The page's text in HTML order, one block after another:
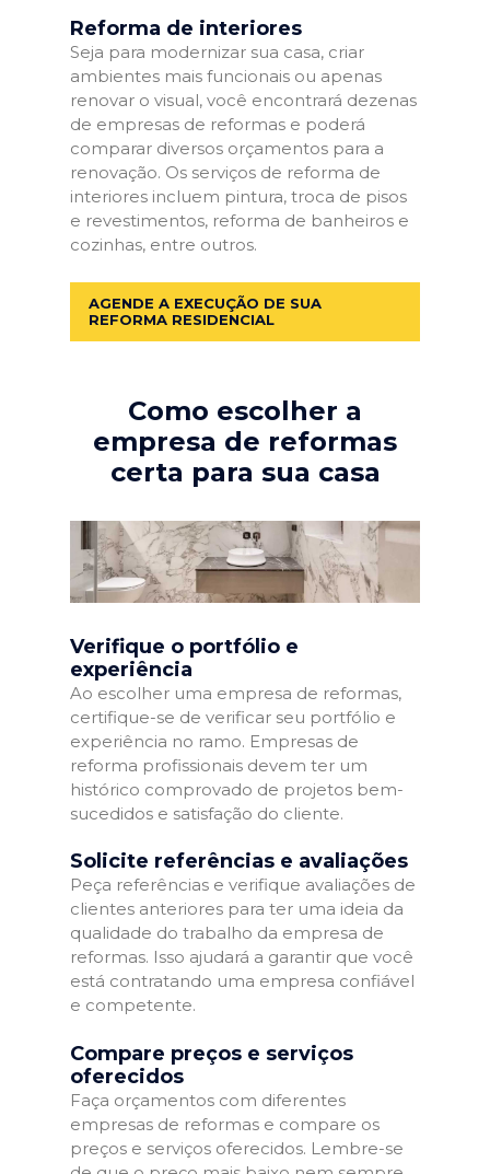
Reforma de interiores
Seja para modernizar sua casa, criar
ambientes mais funcionais ou apenas
renovar o visual, você encontrará dezenas
de empresas de reformas e poderá
comparar diversos orçamentos para a
renovação. Os serviços de reforma de
interiores incluem pintura, troca de pisos
e revestimentos, reforma de banheiros e
cozinhas, entre outros.
AGENDE A EXECUÇÃO DE SUA
REFORMA RESIDENCIAL
Como escolher a
empresa de reformas
certa para sua casa
Verifique o portfólio e
experiência
Ao escolher uma empresa de reformas,
certifique-se de verificar seu portfólio e
experiência no ramo. Empresas de
reforma profissionais devem ter um
histórico comprovado de projetos bem-
sucedidos e satisfação do cliente.
Solicite referências e avaliações
Peça referências e verifique avaliações de
clientes anteriores para ter uma ideia da
qualidade do trabalho da empresa de
reformas. Isso ajudará a garantir que você
está contratando uma empresa confiável
e competente.
Compare preços e serviços
oferecidos
Faça orçamentos com diferentes
empresas de reformas e compare os
preços e serviços oferecidos. Lembre-se